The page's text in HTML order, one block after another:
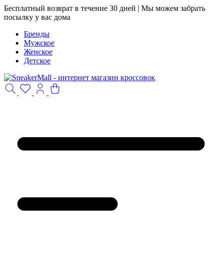
Бесплатный возврат в течение 30 дней | Мы можем забрать
посылку у вас дома
Бренды
Мужское
Женское
Детское